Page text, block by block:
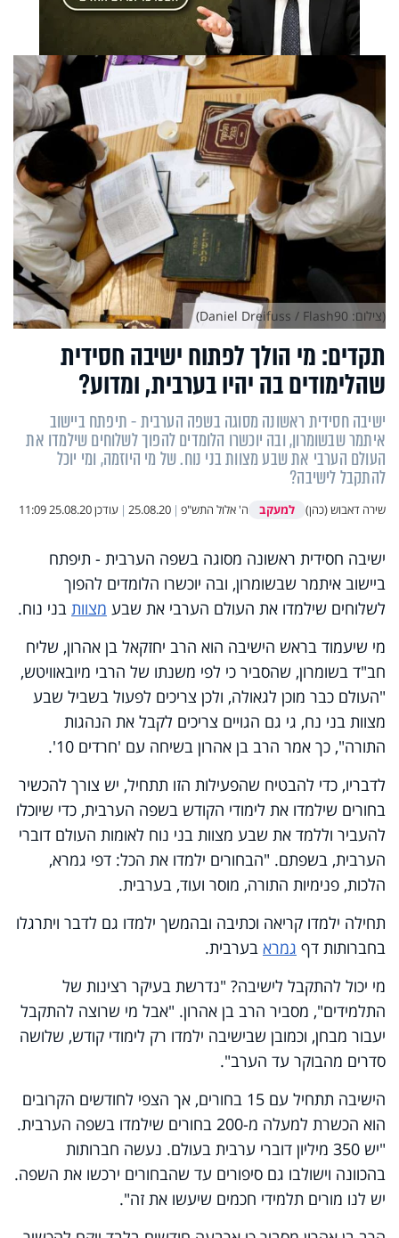
תקדים: מי הולך לפתוח ישיבה חסידית
שהלימודים בה יהיו בערבית, ומדוע?
ישיבה חסידית ראשונה מסוגה בשפה הערבית - תיפתח ביישוב
איתמר שבשומרון, ובה יוכשרו הלומדים להפוך לשלוחים שילמדו את
העולם הערבי את שבע מצוות בני נוח. של מי היוזמה, ומי יוכל
להתקבל לישיבה?
שירה דאבוש (כהן) למעקב ה' אלול התש"פ |
25.08.20
| עודכן25.08.20 11:09
(צילום: Daniel Dreifuss / Flash90)
ישיבה חסידית ראשונה מסוגה בשפה הערבית - תיפתח
ביישוב איתמר שבשומרון, ובה יוכשרו הלומדים להפוך
לשלוחים שילמדו את העולם הערבי את שבע מצוות בני נוח.
מי שיעמוד בראש הישיבה הוא הרב יחזקאל בן אהרון, שליח
חב"ד בשומרון, שהסביר כי לפי משנתו של הרבי מיובאוויטש,
"העולם כבר מוכן לגאולה, ולכן צריכים לפעול בשביל שבע
מצוות בני נח, גי גם הגויים צריכים לקבל את הנהגות
התורה", כך אמר הרב בן אהרון בשיחה עם 'חרדים 10'.
לדבריו, כדי להבטיח שהפעילות הזו תתחיל, יש צורך להכשיר
בחורים שילמדו את לימודי הקודש בשפה הערבית, כדי שיוכלו
להעביר וללמד את שבע מצוות בני נוח לאומות העולם דוברי
הערבית, בשפתם. "הבחורים ילמדו את הכל: דפי גמרא,
הלכות, פנימיות התורה, מוסר ועוד, בערבית.
תחילה ילמדו קריאה וכתיבה ובהמשך ילמדו גם לדבר ויתרגלו
בחברותות דף גמרא בערבית.
מי יכול להתקבל לישיבה? "נדרשת בעיקר רצינות של
התלמידים", מסביר הרב בן אהרון. "אבל מי שרוצה להתקבל
יעבור מבחן, וכמובן שבישיבה ילמדו רק לימודי קודש, שלושה
סדרים מהבוקר עד הערב".
הישיבה תתחיל עם 15 בחורים, אך הצפי לחודשים הקרובים
הוא הכשרת למעלה מ-200 בחורים שילמדו בשפה הערבית.
"יש 350 מיליון דוברי ערבית בעולם. נעשה חברותות
בהכוונה וישולבו גם סיפורים עד שהבחורים ירכשו את השפה.
יש לנו מורים תלמידי חכמים שיעשו את זה".